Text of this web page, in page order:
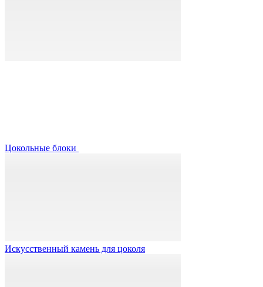
Цокольные блоки
Искусственный камень для цоколя